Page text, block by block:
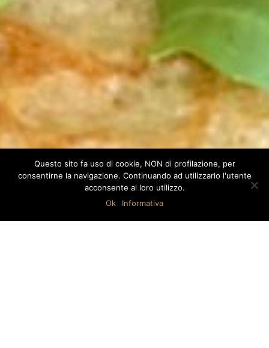
Questo sito fa uso di cookie, NON di profilazione, per
consentirne la navigazione. Continuando ad utilizzarlo l'utente
acconsente al loro utilizzo.
Ok
Informativa